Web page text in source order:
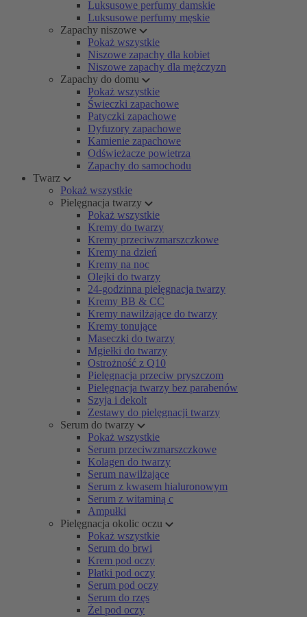
Luksusowe perfumy damskie
Luksusowe perfumy męskie
Zapachy niszowe
Pokaż wszystkie
Niszowe zapachy dla kobiet
Niszowe zapachy dla mężczyzn
Zapachy do domu
Pokaż wszystkie
Świeczki zapachowe
Patyczki zapachowe
Dyfuzory zapachowe
Kamienie zapachowe
Odświeżacze powietrza
Zapachy do samochodu
Twarz
Pokaż wszystkie
Pielęgnacja twarzy
Pokaż wszystkie
Kremy do twarzy
Kremy przeciwzmarszczkowe
Kremy na dzień
Kremy na noc
Olejki do twarzy
24-godzinna pielęgnacja twarzy
Kremy BB & CC
Kremy nawilżające do twarzy
Kremy tonujące
Maseczki do twarzy
Mgiełki do twarzy
Ostrożność z Q10
Pielęgnacja przeciw pryszczom
Pielęgnacja twarzy bez parabenów
Szyja i dekolt
Zestawy do pielęgnacji twarzy
Serum do twarzy
Pokaż wszystkie
Serum przeciwzmarszczkowe
Kolagen do twarzy
Serum nawilżające
Serum z kwasem hialuronowym
Serum z witaminą c
Ampułki
Pielęgnacja okolic oczu
Pokaż wszystkie
Serum do brwi
Krem pod oczy
Płatki pod oczy
Serum pod oczy
Serum do rzęs
Żel pod oczy